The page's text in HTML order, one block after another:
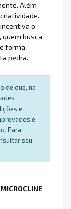
Além
o
quem busca
forma
pedra.
de que, na
e
e
Para
seu